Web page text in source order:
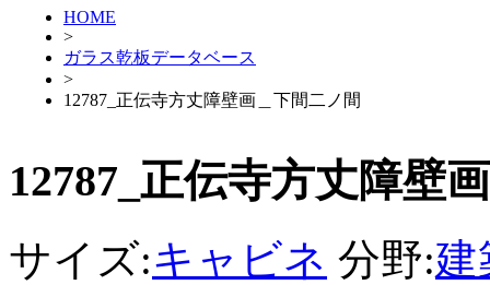
HOME
>
ガラス乾板データベース
>
12787_正伝寺方丈障壁画＿下間二ノ間
12787_正伝寺方丈障壁
サイズ:キャビネ 分野:建